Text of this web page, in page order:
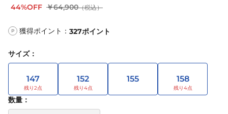
44%OFF ￥64,900（税込）
P 獲得ポイント： 327ポイント
サイズ：
147 152 155 158
数量：